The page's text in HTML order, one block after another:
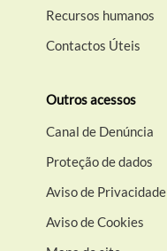
Recursos humanos
Contactos Úteis
Outros acessos
Canal de Denúncia
Proteção de dados
Aviso de Privacidade
Aviso de Cookies